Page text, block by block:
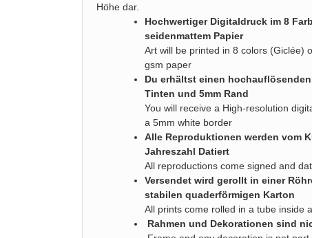
Höhe dar.
Hochwertiger Digitaldruck im 8
seidenmattem Papier
Art will be printed in 8 colors (Giclée)
gsm paper
Du erhältst einen
Tinten und 5mm Rand
You will receive a High-resolution
a 5mm white border
Alle Reproduktionen werden vom
Jahreszahl Datiert
All reproductions come signed and
Versendet wird gerollt in einer
stabilen quaderförmigen Karton
All prints come rolled in a tube inside
Rahmen und Dekorationen sind